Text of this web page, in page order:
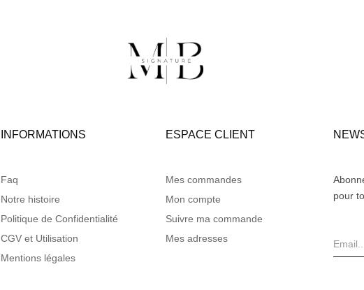
INFORMATIONS
Faq
Notre histoire
Politique de Confidentialité
CGV et Utilisation
Mentions légales
ESPACE CLIENT
Mes commandes
Mon compte
Suivre ma commande
Mes adresses
pour